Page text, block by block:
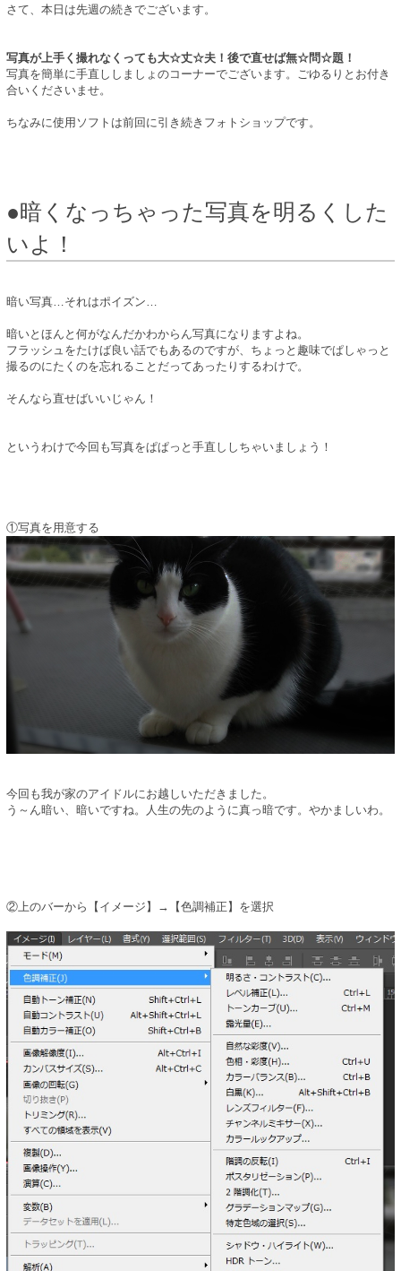
さて、本日は先週の続きでございます。
写真が上手く撮れなくっても大☆丈☆夫！後で直せば無☆問☆題！
写真を簡単に手直ししましょのコーナーでございます。ごゆるりとお付き
合いくださいませ。
ちなみに使用ソフトは前回に引き続きフォトショップです。
●暗くなっちゃった写真を明るくした
いよ！
暗い写真…それはポイズン…
暗いとほんと何がなんだかわからん写真になりますよね。
フラッシュをたけば良い話でもあるのですが、ちょっと趣味でぱしゃっと
撮るのにたくのを忘れることだってあったりするわけで。
そんなら直せばいいじゃん！
というわけで今回も写真をぱぱっと手直ししちゃいましょう！
①写真を用意する
今回も我が家のアイドルにお越しいただきました。
う～ん暗い、暗いですね。人生の先のように真っ暗です。やかましいわ。
②上のバーから【イメージ】→【色調補正】を選択